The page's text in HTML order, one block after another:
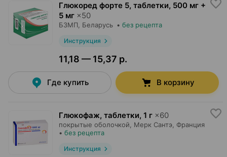
Глюкоред форте 5, таблетки, 500 мг +
5 мг ×50
БЗМП , Беларусь • без рецепта
Инструкция
11,18 — 15,37 р.
Где купить В корзину
Глюкофаж, таблетки, 1 г ×60
покрытые оболочкой, Мерк Сантэ , Франция
• без рецепта
Инструкция